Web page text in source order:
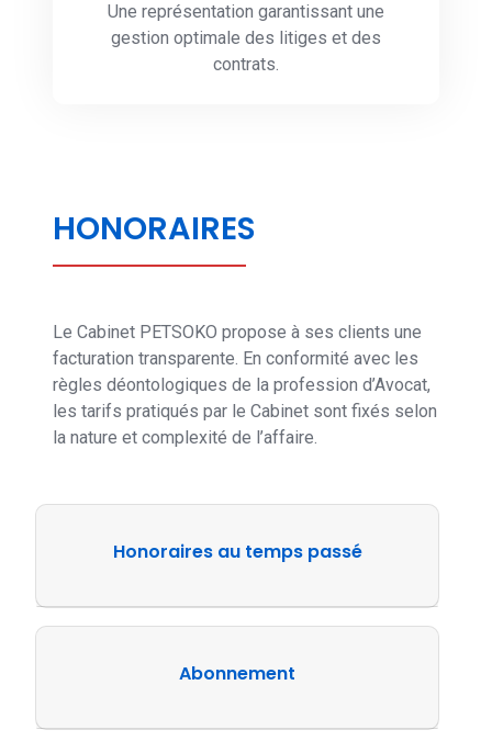
Une représentation garantissant une
gestion optimale des litiges et des
contrats.
HONORAIRES
Le Cabinet PETSOKO propose à ses clients une
facturation transparente. En conformité avec les
règles déontologiques de la profession d’Avocat,
les tarifs pratiqués par le Cabinet sont fixés selon
la nature et complexité de l’affaire.
Honoraires au temps passé
Abonnement